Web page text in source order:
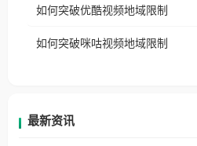
权限制所困扰。
制问题，且仅能在中国大陆地
户收听网易云音乐地
如何突破优酷视频地域限制
如何突破咪咕视频地域限制
最新资讯